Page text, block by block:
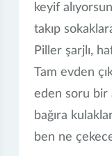
keyif
takıp
Piller şarjlı,
Tam evden
eden soru bir
bağıra
ben ne